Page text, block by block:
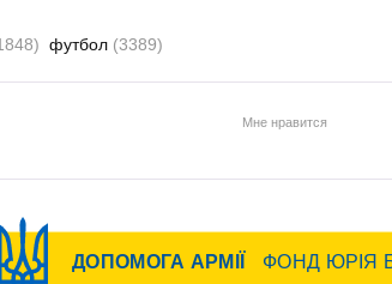
футбол (3389)
Мне нравится